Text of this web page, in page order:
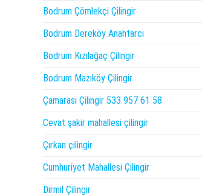
Bodrum Çömlekçi Çilingir
Bodrum Dereköy Anahtarcı
Bodrum Kızılağaç Çilingir
Bodrum Mazıköy Çilingir
Çamarası Çilingir 533 957 61 58
Cevat şakir mahallesi çilingir
Çırkan çilingir
Cumhuriyet Mahallesi Çilingir
Dirmil Çilingir